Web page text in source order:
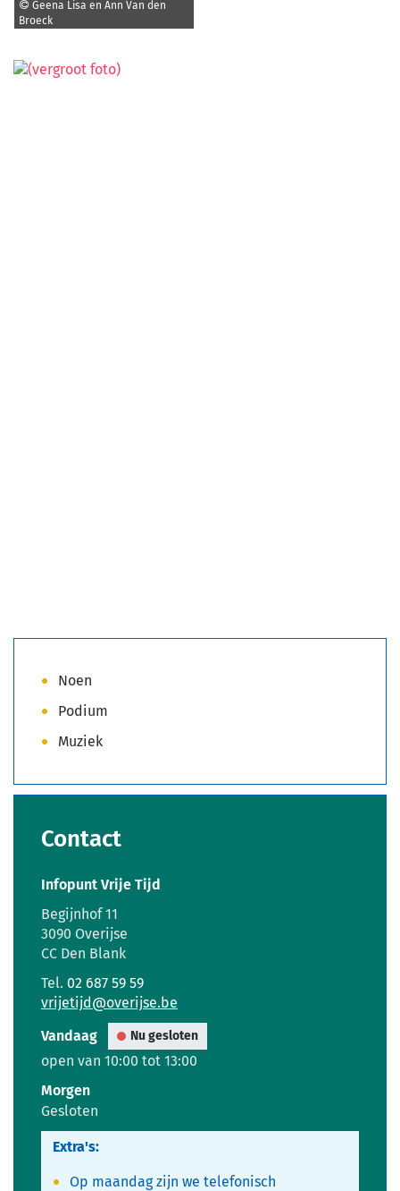
Geena Lisa en Ann Van den
Broeck
Noen
Podium
Muziek
Contact
Infopunt Vrije Tijd
Adres
Begijnhof 11
,3090 Overijse
CC Den Blank
Tel. 02 687 59 59
E-
vrijetijd @overijse.be
Vandaag
Nu gesloten
open van 10:00 tot 13:00
Morgen
Gesloten
Extra's:
Op maandag zijn we telefonisch